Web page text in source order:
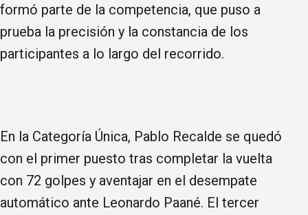
formó parte de la competencia, que puso a
prueba la precisión y la constancia de los
participantes a lo largo del recorrido.
En la Categoría Única, Pablo Recalde se quedó
con el primer puesto tras completar la vuelta
con 72 golpes y aventajar en el desempate
automático ante Leonardo Paané. El tercer